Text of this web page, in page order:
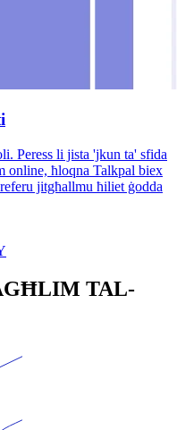
Peress li jista 'jkun ta' sfida
online, ħloqna Talkpal biex
jitgħallmu ħiliet ġodda
TAL-